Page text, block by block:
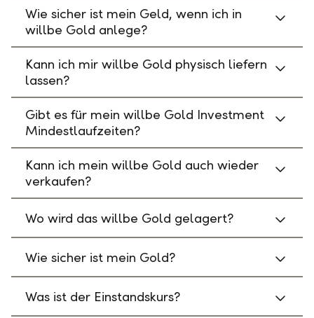
Wie sicher ist mein Geld, wenn ich in
willbe Gold anlege?
Kann ich mir willbe Gold physisch liefern
lassen?
Gibt es für mein willbe Gold Investment
Mindestlaufzeiten?
Kann ich mein willbe Gold auch wieder
verkaufen?
Wo wird das willbe Gold gelagert?
Wie sicher ist mein Gold?
Was ist der Einstandskurs?